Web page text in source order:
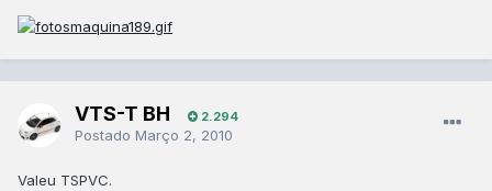
VTS-T BH 2.294
Postado Março 2, 2010
Valeu TSPVC.